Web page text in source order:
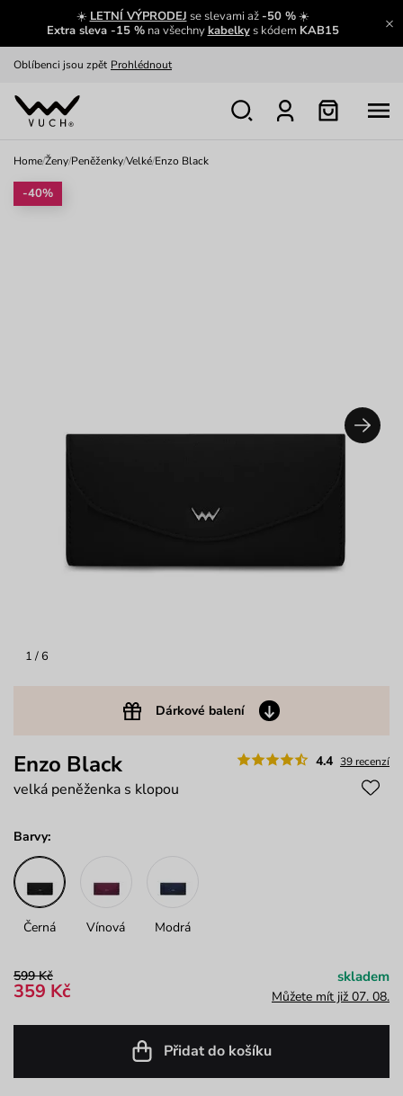
☀️ LETNÍ VÝPRODEJ se slevami až -50 %☀️
Extra sleva -15 %na všechnykabelkys kódem KAB15
Výměna a vrácení zdarma Zobrazit
Oblíbenci jsou zpět Prohlédnout
Nech se inspirovat
Home/Ženy/Peněženky/Velké/Enzo Black
1 / 6
Dárkové balení
-40%
4.4 39 recenzí
Enzo Black
velká peněženka s klopou
Barvy:
Černá Vínová Modrá
599 Kč
359 Kč
skladem
Můžete mít již 07. 08.
Přidat do košíku